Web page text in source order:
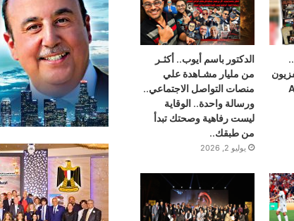
الدكتور باسم أيوب.. أكثـر
من مليار مشـاهدة علي
منصات التواصل الاجتماعي..
ورسالة واحدة.. الوقاية
ليست رفاهية وصحتك تبدأ
من طبقك..
يوليو 2, 2026